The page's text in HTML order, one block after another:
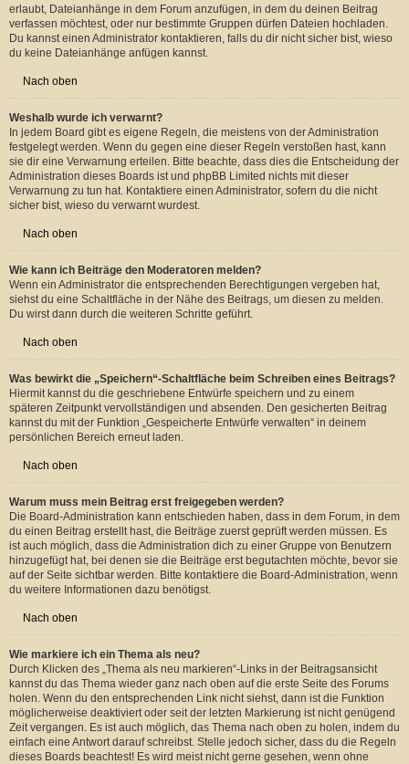
Nach oben
Weshalb kann ich keine Dateianhänge anfügen?
vergeben werden. Die Board-Administration hat es möglicherweise nicht
erlaubt, Dateianhänge in dem Forum anzufügen, in dem du deinen Beitrag
verfassen möchtest, oder nur bestimmte Gruppen dürfen Dateien hochladen.
Du kannst einen Administrator kontaktieren, falls du dir nicht sicher bist, wieso
du keine Dateianhänge anfügen kannst.
Nach oben
Weshalb wurde ich verwarnt?
festgelegt werden. Wenn du gegen eine dieser Regeln verstoßen hast, kann
sie dir eine Verwarnung erteilen. Bitte beachte, dass dies die Entscheidung der
Administration dieses Boards ist und phpBB Limited nichts mit dieser
Verwarnung zu tun hat. Kontaktiere einen Administrator, sofern du die nicht
sicher bist, wieso du verwarnt wurdest.
Wie kann ich Beiträge den Moderatoren melden?
Wenn ein Administrator die entsprechenden Berechtigungen vergeben hat,
siehst du eine Schaltfläche in der Nähe des Beitrags, um diesen zu melden.
Du wirst dann durch die weiteren Schritte geführt.
Nach oben
Was bewirkt die „Speichern“-Schaltfläche beim Schreiben eines Beitrags?
Hiermit kannst du die geschriebene Entwürfe speichern und zu einem
späteren Zeitpunkt vervollständigen und absenden. Den gesicherten Beitrag
kannst du mit der Funktion „Gespeicherte Entwürfe verwalten“ in deinem
persönlichen Bereich erneut laden.
Nach oben
Warum muss mein Beitrag erst freigegeben werden?
du einen Beitrag erstellt hast, die Beiträge zuerst geprüft werden müssen. Es
ist auch möglich, dass die Administration dich zu einer Gruppe von Benutzern
hinzugefügt hat, bei denen sie die Beiträge erst begutachten möchte, bevor sie
auf der Seite sichtbar werden. Bitte kontaktiere die Board-Administration, wenn
du weitere Informationen dazu benötigst.
Nach oben
Wie markiere ich ein Thema als neu?
Durch Klicken des „Thema als neu markieren“-Links in der Beitragsansicht